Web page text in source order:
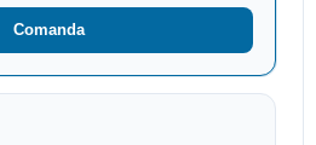
Comanda